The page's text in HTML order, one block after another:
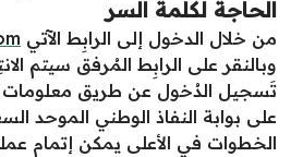
الحاجة لكلمة السر
من خلال الدخول إلى الرابِط الآتي
وبالنقر على الرابِط المُرفق سيتم
تَسجيل الدُخول عن طريق
على بوابة النفاذ الوطني الموحد
الخطوات في الأعلى يمكن إتمام